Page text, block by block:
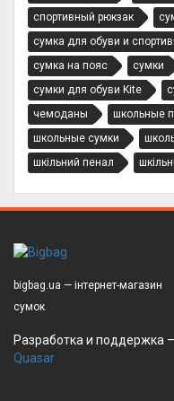
спортивный рюкзак
сумка для обуви и
сумка на пояс
сумки
сумки для обуви Kite
чемоданы
школьные
школьные сумки
шкільний пенал
bigbag.ua — інтернет-магазин
сумок
Разработка и поддержка
Quasar